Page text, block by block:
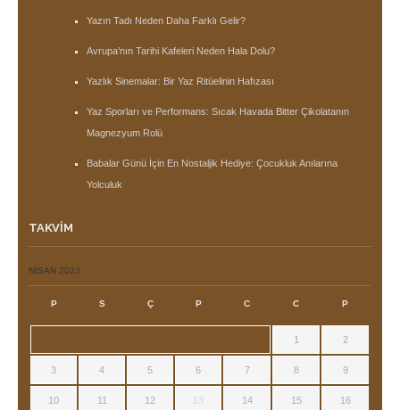
Yazın Tadı Neden Daha Farklı Gelir?
Avrupa’nın Tarihi Kafeleri Neden Hala Dolu?
Yazlık Sinemalar: Bir Yaz Ritüelinin Hafızası
Yaz Sporları ve Performans: Sıcak Havada Bitter Çikolatanın
Magnezyum Rolü
Babalar Günü İçin En Nostaljik Hediye: Çocukluk Anılarına
Yolculuk
TAKVIM
NISAN 2023
P S Ç P C C P
1 2
3 4 5 6 7 8 9
10 11 12 13 14 15 16